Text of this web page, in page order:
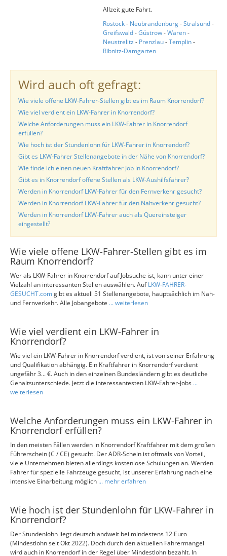
Allzeit gute Fahrt.
Rostock- Neubrandenburg-Stralsund-
Greifswald-Güstrow-Waren-
Neustrelitz - Prenzlau-Templin-
Ribnitz-Damgarten
Wird auch oft gefragt:
Wie viele offene LKW-Fahrer-Stellen gibt es im Raum Knorrendorf?
Wie viel verdient ein LKW-Fahrer in Knorrendorf?
Welche Anforderungen muss ein LKW-Fahrer in Knorrendorf
erfüllen?
Wie hoch ist der Stundenlohn für LKW-Fahrer in Knorrendorf?
Gibt es LKW-Fahrer Stellenangebote in der Nähe von Knorrendorf?
Wie finde ich einen neuen Kraftfahrer Job in Knorrendorf?
Gibt es in Knorrendorf offene Stellen als LKW-Aushilfsfahrer?
Werden in Knorrendorf LKW-Fahrer für den Fernverkehr gesucht?
Werden in Knorrendorf LKW-Fahrer für den Nahverkehr gesucht?
Werden in Knorrendorf LKW-Fahrer auch als Quereinsteiger
eingestellt?
Wie viele offene LKW-Fahrer-Stellen gibt es im
Raum Knorrendorf?
Wer als LKW-Fahrer in Knorrendorf auf Jobsuche ist, kann unter einer
Vielzahl an interessanten Stellen auswählen. AufLKW-FAHRER-
GESUCHT.comgibt es aktuell 51 Stellenangebote, hauptsächlich im Nah-
und Fernverkehr. Alle Jobangebote ... weiterlesen
Wie viel verdient ein LKW-Fahrer in
Knorrendorf?
Wie viel ein LKW-Fahrer in Knorrendorf verdient, ist von seiner Erfahrung
und Qualifikation abhängig. Ein Kraftfahrer in Knorrendorf verdient
ungefähr 3... €. Auch in den einzelnen Bundesländern gibt es deutliche
Gehaltsunterschiede. Jetzt die interessantesten LKW-Fahrer-Jobs ...
weiterlesen
Welche Anforderungen muss ein LKW-Fahrer in
Knorrendorf erfüllen?
In den meisten Fällen werden in Knorrendorf Kraftfahrer mit dem großen
Führerschein (C / CE) gesucht. Der ADR-Schein ist oftmals von Vorteil,
viele Unternehmen bieten allerdings kostenlose Schulungen an. Werden
Fahrer für spezielle Fahrzeuge gesucht, ist unserer Erfahrung nach eine
intensive Einarbeitung möglich ... mehr erfahren
Wie hoch ist der Stundenlohn für LKW-Fahrer in
Knorrendorf?
Der Stundenlohn liegt deutschlandweit bei mindestens 12 Euro
(Mindestlohn seit Okt 2022). Doch durch den aktuellen Fahrermangel
wird auch in Knorrendorf in der Regel über Mindestlohn bezahlt. In